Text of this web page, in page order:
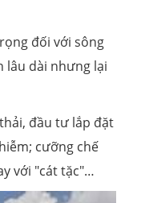
đối với sông
lâu dài nhưng lại
đầu tư lắp đặt
cưỡng chế
với "cát tặc"…